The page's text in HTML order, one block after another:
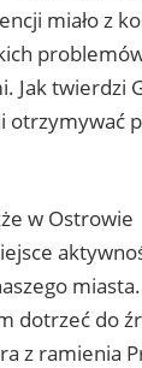
miało z
Jak twierdzi
otrzymywać
w Ostrowie
miasta.
dotrzeć do
z ramienia